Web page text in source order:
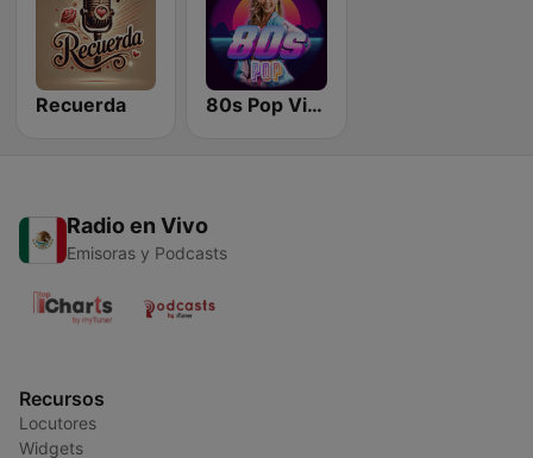
Recuerda 80s Pop Vibes
Radio en Vivo
Emisoras y Podcasts
Recursos
Locutores
Widgets